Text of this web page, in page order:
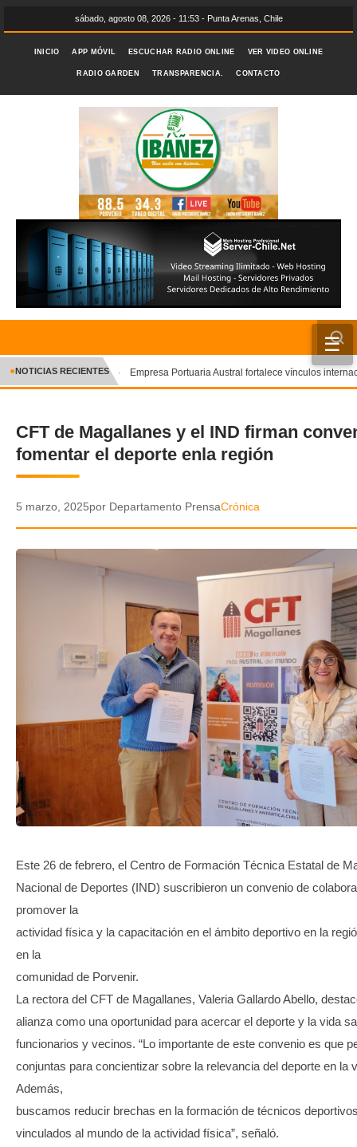
sábado, agosto 08, 2026 - 11:53 - Punta Arenas, Chile
INICIO APP MÓVIL ESCUCHAR RADIO ONLINE VER VIDEO ONLINE
RADIO GARDEN TRANSPARENCIA. CONTACTO
☰
INICIO
CRÓNICA
DEPORTES
ENTRETENIMIENTO Y CULTURA
POLICIAL
AUDIOS
GALERIA DE FOTOS
APP MÓVIL
TRANSPARENCIA
✕
●NOTICIAS RECIENTES Empresa Portuaria Austral fortalece vínculos
CFT de Magallanes y el IND firman
fomentar el deporte enla región
5 marzo, 2025por Departamento PrensaCrónica
Este 26 de febrero, el Centro de Formación Técnica Estatal de
Nacional de Deportes (IND) suscribieron un convenio de
promover la
actividad física y la capacitación en el ámbito deportivo en la
en la
comunidad de Porvenir.
La rectora del CFT de Magallanes, Valeria Gallardo Abello,
alianza como una oportunidad para acercar el deporte y la vida
funcionarios y vecinos. “Lo importante de este convenio es que
conjuntas para concientizar sobre la relevancia del deporte en la
Además,
buscamos reducir brechas en la formación de técnicos
vinculados al mundo de la actividad física”, señaló.